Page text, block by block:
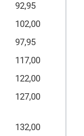
92,95
102,00
97,95
117,00
122,00
127,00
132,00